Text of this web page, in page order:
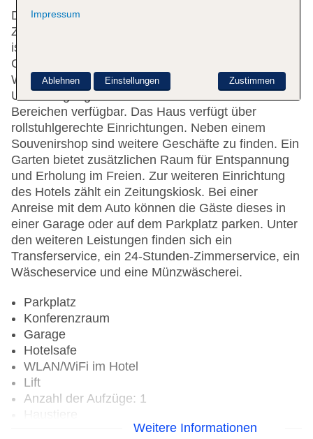
Das Hotel mit einem Aufzug verfügt über 103
Zimmer. Das freundliche Personal an der Rezeption
ist gerne bei allen Fragen behilflich. Eine
Gepäckaufbewahrung, ein Safe und eine
Wechselstube gehören zur Einrichtung der
Unterbringung. WLAN ist in den öffentlichen
Bereichen verfügbar. Das Haus verfügt über
rollstuhlgerechte Einrichtungen. Neben einem
Souvenirshop sind weitere Geschäfte zu finden. Ein
Garten bietet zusätzlichen Raum für Entspannung
und Erholung im Freien. Zur weiteren Einrichtung
des Hotels zählt ein Zeitungskiosk. Bei einer
Anreise mit dem Auto können die Gäste dieses in
einer Garage oder auf dem Parkplatz parken. Unter
den weiteren Leistungen finden sich ein
Transferservice, ein 24-Stunden-Zimmerservice, ein
Wäscheservice und eine Münzwäscherei.
Parkplatz
Konferenzraum
Garage
Hotelsafe
WLAN/WiFi im Hotel
Lift
Anzahl der Aufzüge: 1
Weitere Informationen
Impressum
Zustimmen
Ablehnen Einstellungen